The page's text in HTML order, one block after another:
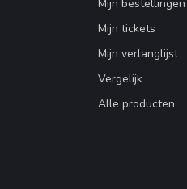
Mijn bestellingen
Mijn tickets
Mijn verlanglijst
Vergelijk
Alle producten